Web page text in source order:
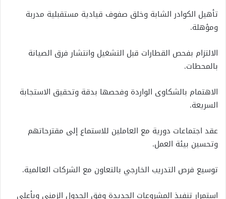
تأهيل الكوادر الشابة وخلق صفوف قيادية مستقبلية مدربة
ومؤهلة.
الالتزام بفحص القطارات قبل التشغيل وانتشار فرق الصيانة
بالمحطات.
الاهتمام بالشكاوى الواردة وفحصها بدقة وتحقيق الاستجابة
السريعة.
عقد اجتماعات دورية مع العاملين للاستماع إلى مقترحاتهم
وتحسين بيئة العمل.
توسيع فرص التدريب الخارجي بالتعاون مع الشركات العالمية.
استمرار تنفيذ المشروعات الجديدة وفق الجدول الزمني وبأعلى